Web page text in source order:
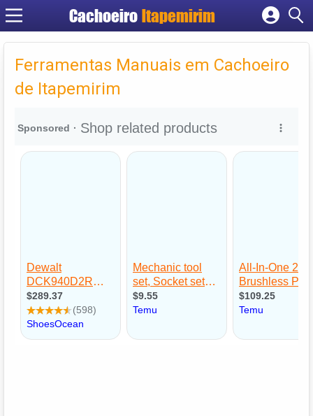
Cachoeiro Itapemirim
Cadastrar empresa
Criar conta
Ferramentas Manuais em Cachoeiro
de Itapemirim